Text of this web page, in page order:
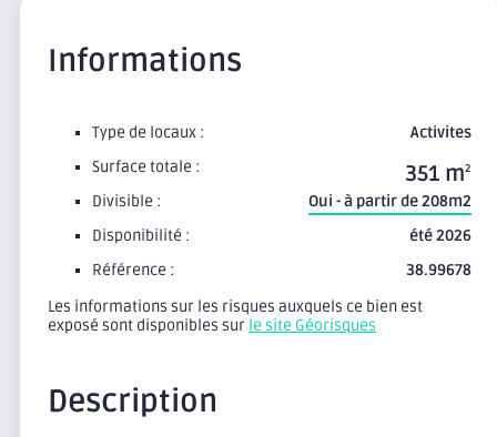
Informations
Type de locaux :
Activites
Surface totale :
351 m2
Divisible :
Oui - à partir de 208m2
Disponibilité :
été 2026
Référence :
38.99678
Les informations sur les risques auxquels ce bien est
exposé sont disponibles sur le site Géorisques
Description